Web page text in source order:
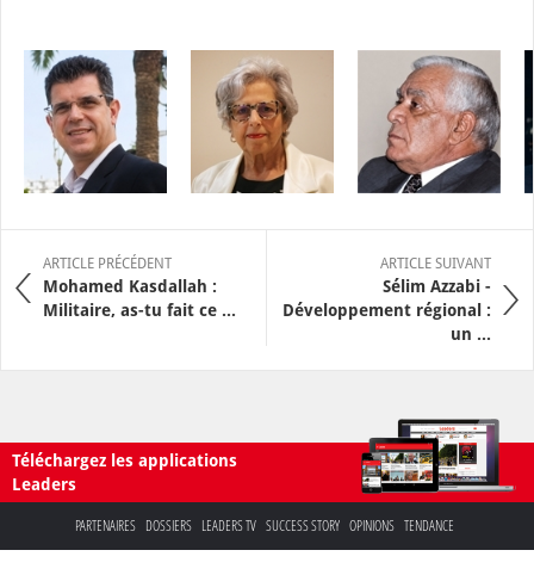
ARTICLE PRÉCÉDENT
Mohamed Kasdallah :
Militaire, as-tu fait ce ...
ARTICLE SUIVANT
Sélim Azzabi -
Développement régional :
un ...
Téléchargez les applications
Leaders
PARTENAIRES DOSSIERS LEADERS TV SUCCESS STORY OPINIONS TENDANCE